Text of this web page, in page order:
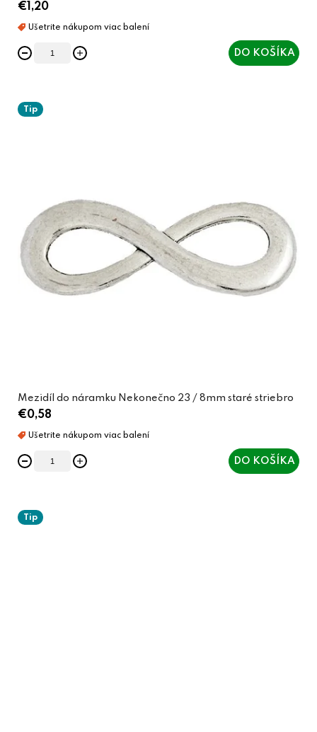
€1,20
DO KOŠÍKA
Tip
Mezidíl do náramku Nekonečno 23 / 8mm staré striebro
€0,58
DO KOŠÍKA
Tip